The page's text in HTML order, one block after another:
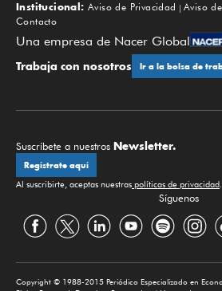
Institucional: Aviso de Privacidad
Aviso
Contacto
Una empresa de Nacer Global
Trabaja con nosotros Ir a la bolsa de
Suscríbete a nuestros Newsletter.
Regístrate aquí
Al suscribirte, aceptas nuestras políticas de privacidad
Síguenos
Copyright © 1988-2015 Periódico Especializado en